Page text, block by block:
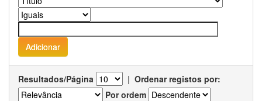
Resultados/Página | Ordenar registos por:
Por ordem